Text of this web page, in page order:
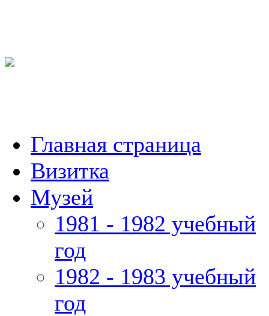
Главная страница
Визитка
Музей
1981 - 1982 учебный
год
1982 - 1983 учебный
год